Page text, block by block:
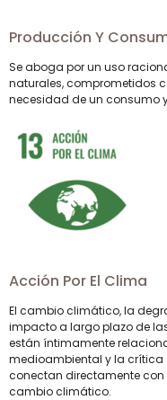
Producción Y
Se aboga por un uso
naturales, comprometidos
necesidad de un consumo
Acción Por El Clima
El cambio climático, la
impacto a largo plazo de
están íntimamente
medioambiental y la crítica
conectan directamente
cambio climático.